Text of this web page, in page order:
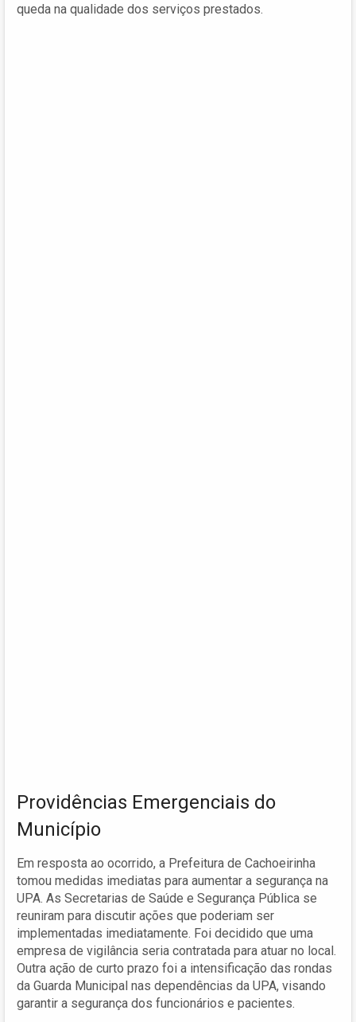
queda na qualidade dos serviços prestados.
Providências Emergenciais do
Município
Em resposta ao ocorrido, a Prefeitura de Cachoeirinha
tomou medidas imediatas para aumentar a segurança na
UPA. As Secretarias de Saúde e Segurança Pública se
reuniram para discutir ações que poderiam ser
implementadas imediatamente. Foi decidido que uma
empresa de vigilância seria contratada para atuar no local.
Outra ação de curto prazo foi a intensificação das rondas
da Guarda Municipal nas dependências da UPA, visando
garantir a segurança dos funcionários e pacientes.